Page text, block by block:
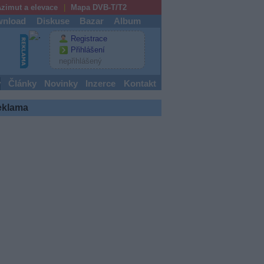
a elevace Mapa DVB-T/T2
Diskuse Bazar Album
Registrace
Přihlášení
nepřihlášený
Články Novinky Inzerce Kontakt